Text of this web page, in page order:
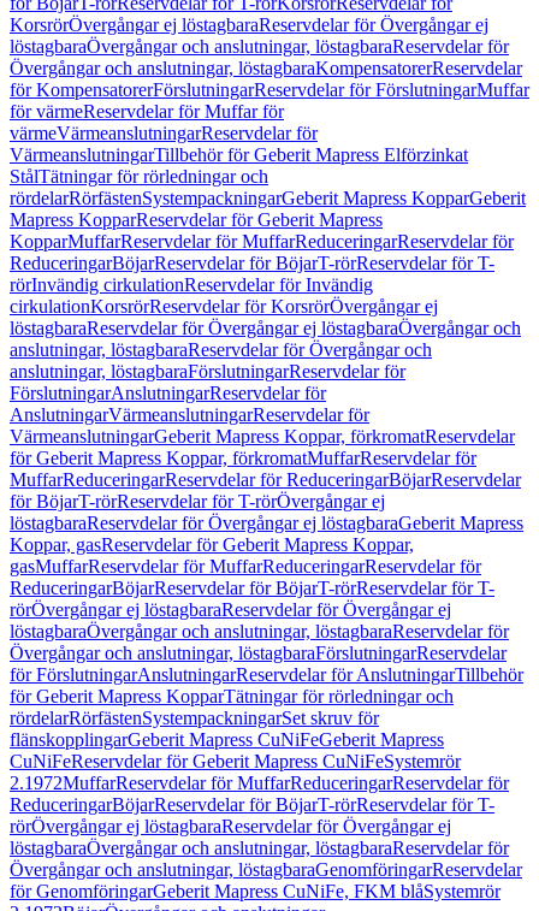
KorsrörÖvergångar ej löstagbaraReservdelar för Övergångar ej
löstagbaraÖvergångar och anslutningar, löstagbaraReservdelar för
Övergångar och anslutningar, löstagbaraKompensatorerReservdelar
för KompensatorerFörslutningarReservdelar för FörslutningarMuffar
för värmeReservdelar för Muffar för
värmeVärmeanslutningarReservdelar för
VärmeanslutningarTillbehör för Geberit Mapress Elförzinkat
StålTätningar för rörledningar och
rördelarRörfästenSystempackningarGeberit Mapress KopparGeberit
Mapress KopparReservdelar för Geberit Mapress
KopparMuffarReservdelar för MuffarReduceringarReservdelar för
ReduceringarBöjarReservdelar för BöjarT-rörReservdelar för T-
rörInvändig cirkulationReservdelar för Invändig
cirkulationKorsrörReservdelar för KorsrörÖvergångar ej
löstagbaraReservdelar för Övergångar ej löstagbaraÖvergångar och
anslutningar, löstagbaraReservdelar för Övergångar och
anslutningar, löstagbaraFörslutningarReservdelar för
FörslutningarAnslutningarReservdelar för
AnslutningarVärmeanslutningarReservdelar för
VärmeanslutningarGeberit Mapress Koppar, förkromatReservdelar
för Geberit Mapress Koppar, förkromatMuffarReservdelar för
MuffarReduceringarReservdelar för ReduceringarBöjarReservdelar
för BöjarT-rörReservdelar för T-rörÖvergångar ej
löstagbaraReservdelar för Övergångar ej löstagbaraGeberit Mapress
Koppar, gasReservdelar för Geberit Mapress Koppar,
gasMuffarReservdelar för MuffarReduceringarReservdelar för
ReduceringarBöjarReservdelar för BöjarT-rörReservdelar för T-
rörÖvergångar ej löstagbaraReservdelar för Övergångar ej
löstagbaraÖvergångar och anslutningar, löstagbaraReservdelar för
Övergångar och anslutningar, löstagbaraFörslutningarReservdelar
för FörslutningarAnslutningarReservdelar för AnslutningarTillbehör
för Geberit Mapress KopparTätningar för rörledningar och
rördelarRörfästenSystempackningarSet skruv för
flänskopplingarGeberit Mapress CuNiFeGeberit Mapress
CuNiFeReservdelar för Geberit Mapress CuNiFeSystemrör
2.1972MuffarReservdelar för MuffarReduceringarReservdelar för
ReduceringarBöjarReservdelar för BöjarT-rörReservdelar för T-
rörÖvergångar ej löstagbaraReservdelar för Övergångar ej
löstagbaraÖvergångar och anslutningar, löstagbaraReservdelar för
Övergångar och anslutningar, löstagbaraGenomföringarReservdelar
för GenomföringarGeberit Mapress CuNiFe, FKM blåSystemrör